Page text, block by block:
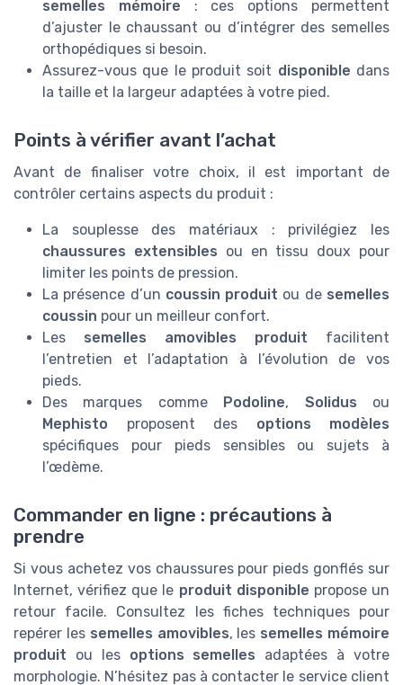
semelles mémoire : ces options permettent
d’ajuster le chaussant ou d’intégrer des semelles
orthopédiques si besoin.
Assurez-vous que le produit soit disponible dans
la taille et la largeur adaptées à votre pied.
Points à vérifier avant l’achat
Avant de finaliser votre choix, il est important de
contrôler certains aspects du produit :
La souplesse des matériaux : privilégiez les
chaussures extensibles ou en tissu doux pour
limiter les points de pression.
La présence d’un coussin produit ou de semelles
coussin pour un meilleur confort.
Les semelles amovibles produit facilitent
l’entretien et l’adaptation à l’évolution de vos
pieds.
Des marques comme
Podoline, Solidus ou
Mephisto proposent des options modèles
spécifiques pour pieds sensibles ou sujets à
l’œdème.
Commander en ligne : précautions à
prendre
Si vous achetez vos chaussures pour pieds gonflés sur
Internet, vérifiez que le produit disponible propose un
retour facile. Consultez les fiches techniques pour
repérer les semelles amovibles, les semelles mémoire
produit ou les options semelles adaptées à votre
morphologie. N’hésitez pas à contacter le service client